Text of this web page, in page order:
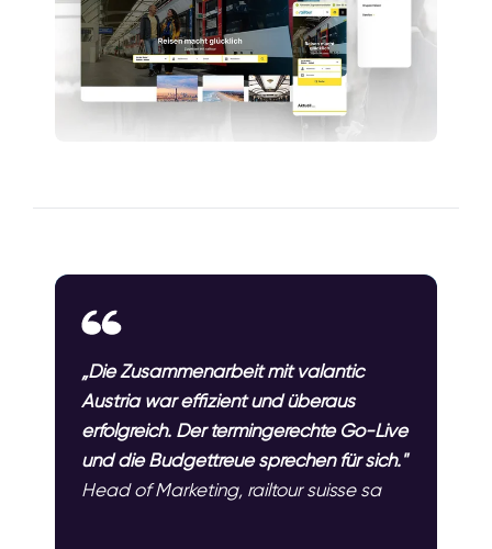
„Die Zusammenarbeit mit valantic
Austria war effizient und überaus
erfolgreich. Der termingerechte Go-Live
und die Budgettreue sprechen für sich."
Head of Marketing, railtour suisse sa